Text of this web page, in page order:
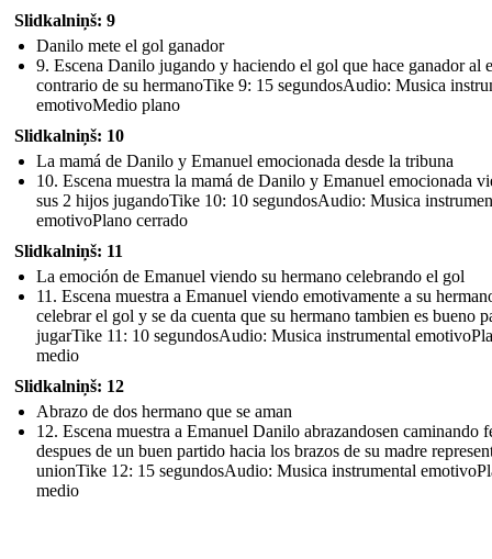
Slidkalniņš: 9
Danilo mete el gol ganador
9. Escena Danilo jugando y haciendo el gol que hace ganador al
contrario de su hermanoTike 9: 15 segundosAudio: Musica
emotivoMedio plano
Slidkalniņš: 10
La mamá de Danilo y Emanuel emocionada desde la tribuna
10. Escena muestra la mamá de Danilo y Emanuel emocionada
sus 2 hijos jugandoTike 10: 10 segundosAudio: Musica
emotivoPlano cerrado
Slidkalniņš: 11
La emoción de Emanuel viendo su hermano celebrando el gol
11. Escena muestra a Emanuel viendo emotivamente a su
celebrar el gol y se da cuenta que su hermano tambien es bueno
jugarTike 11: 10 segundosAudio: Musica instrumental
medio
Slidkalniņš: 12
Abrazo de dos hermano que se aman
12. Escena muestra a Emanuel Danilo abrazandosen caminando
despues de un buen partido hacia los brazos de su madre
unionTike 12: 15 segundosAudio: Musica instrumental
medio